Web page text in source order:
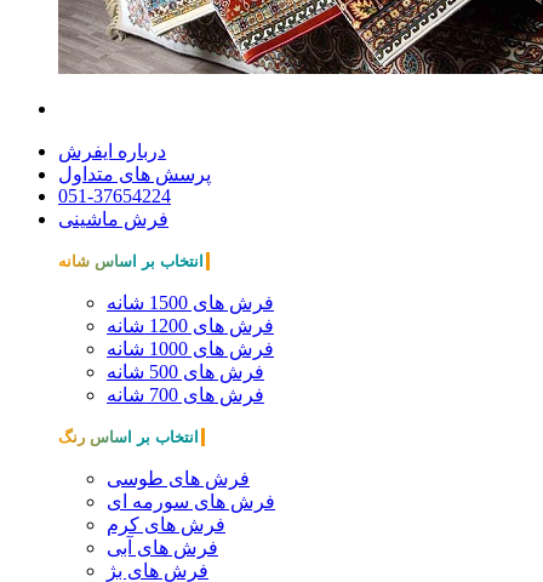
درباره ایفرش
پرسش های متداول
051-37654224
فرش ماشینی
انتخاب بر اساس شانه
فرش های 1500 شانه
فرش های 1200 شانه
فرش های 1000 شانه
فرش های 500 شانه
فرش های 700 شانه
انتخاب بر اساس رنگ
فرش های طوسی
فرش های سورمه ای
فرش های کرم
فرش های آبی
فرش های بژ